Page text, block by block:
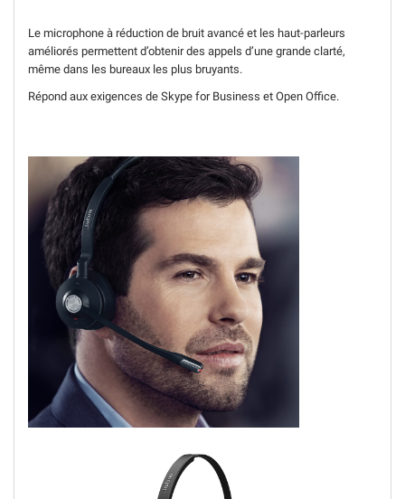
Le microphone à réduction de bruit avancé et les haut-parleurs
améliorés permettent d’obtenir des appels d’une grande clarté,
même dans les bureaux les plus bruyants.
Répond aux exigences de Skype for Business et Open Office.